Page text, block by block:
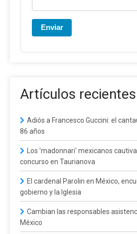
Enviar
Artículos recientes
Adiós a Francesco Guccini: el
86 años
Los 'madonnari' mexicanos
concurso en Taurianova
El cardenal Parolin en México,
gobierno y la Iglesia
Cambian las responsables
México